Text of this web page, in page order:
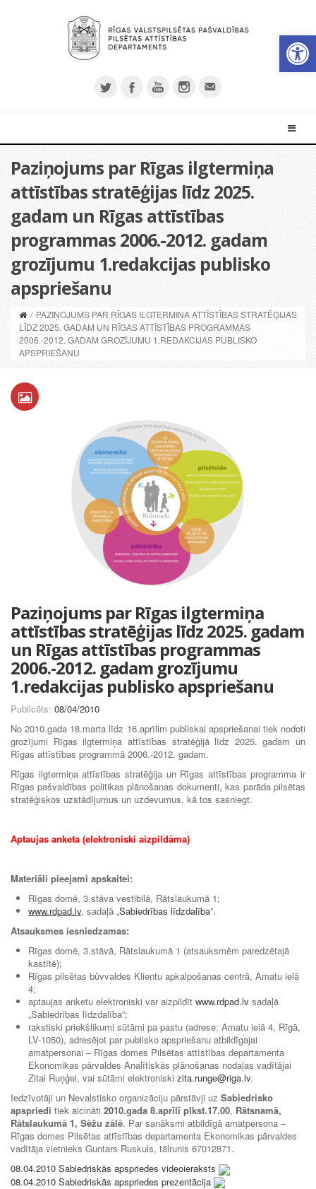
Paziņojums par Rīgas ilgtermiņa
attīstības stratēģijas līdz 2025.
gadam un Rīgas attīstības
programmas 2006.-2012. gadam
grozījumu 1.redakcijas publisko
apspriešanu
/ PAZIŅOJUMS PAR RĪGAS ILGTERMIŅA ATTĪSTĪBAS STRATĒĢIJAS
LĪDZ 2025. GADAM UN RĪGAS ATTĪSTĪBAS PROGRAMMAS
2006.-2012. GADAM GROZĪJUMU 1.REDAKCIJAS PUBLISKO
APSPRIEŠANU
Paziņojums par Rīgas ilgtermiņa
attīstības stratēģijas līdz 2025. gadam
un Rīgas attīstības programmas
2006.-2012. gadam grozījumu
1.redakcijas publisko apspriešanu
Publicēts: 08/04/2010
No 2010.gada 18.marta līdz 16.aprīlim publiskai apspriešanai tiek nodoti
grozījumi Rīgas ilgtermiņa attīstības stratēģijā līdz 2025. gadam un
Rīgas attīstības programmā 2006.-2012. gadam.
Rīgas ilgtermiņa attīstības stratēģija un Rīgas attīstības programma ir
Rīgas pašvaldības politikas plānošanas dokumenti, kas parāda pilsētas
stratēģiskos uzstādījumus un uzdevumus, kā tos sasniegt.
Aptaujas anketa (elektroniski aizpildāma)
Materiāli pieejami apskaitei:
Rīgas domē, 3.stāva vestibilā, Rātslaukumā 1;
www.rdpad.lv, sadaļā „Sabiedrības līdzdalība”.
Atsauksmes iesniedzamas:
Rīgas domē, 3.stāvā, Rātslaukumā 1 (atsauksmēm paredzētajā
kastītē);
Rīgas pilsētas būvvaldes Klientu apkalpošanas centrā, Amatu ielā
4;
aptaujas anketu elektroniski var aizpildīt www.rdpad.lv sadaļā
„Sabiedrības līdzdalība”;
rakstiski priekšlikumi sūtāmi pa pastu (adrese: Amatu ielā 4, Rīgā,
LV-1050), adresējot par publisko apspriešanu atbildīgajai
amatpersonai – Rīgas domes Pilsētas attīstības departamenta
Ekonomikas pārvaldes Analītiskās plānošanas nodaļas vadītājai
Zitai Ruņģei, vai sūtāmi elektroniski zita.runge@riga.lv.
Iedzīvotāji un Nevalstisko organizāciju pārstāvji uz Sabiedrisko
apspriedi tiek aicināti 2010.gada 8.aprīlī plkst.17.00, Rātsnamā,
Rātslaukumā 1, Sēžu zālē. Par sanāksmi atbildīgā amatpersona –
Rīgas domes Pilsētas attīstības departamenta Ekonomikas pārvaldes
vadītāja vietnieks Guntars Ruskuls, tālrunis 67012871.
08.04.2010 Sabiedriskās apspriedes videoieraksts
08.04.2010 Sabiedriskās apspriedes prezentācija